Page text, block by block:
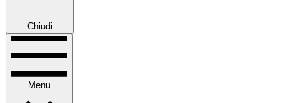
Chiudi
Menu